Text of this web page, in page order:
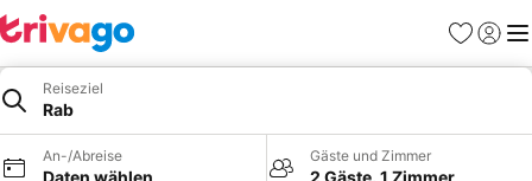
Favoriten
Reiseziel
Rab
An-/Abreise
Daten wählen
Gäste und Zimmer
2 Gäste, 1 Zimmer